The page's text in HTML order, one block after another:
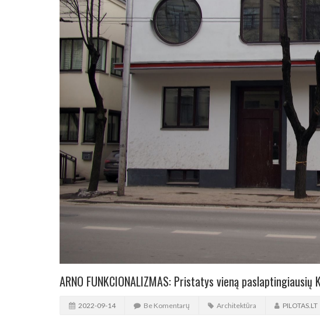
ARNO FUNKCIONALIZMAS: Pristatys vieną
2022-09-14 Be Komentarų Architektūra PILOTAS.LT